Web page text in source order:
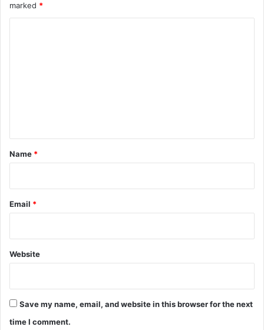
marked *
*
Name *
Email *
Website
Save my name, email, and website in this browser for the next
time I comment.